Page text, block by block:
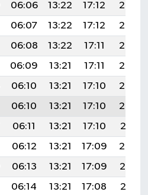
06:06 13:22 17:12
20:27
06:07 13:22 17:12
20:26
06:08 13:22 17:11
20:25
06:09 13:21 17:11
20:24
06:10 13:21 17:10
20:23
06:10 13:21 17:10
20:22
06:11 13:21 17:10
20:21
06:12 13:21 17:09
20:20
06:13 13:21 17:09
20:19
06:14 13:21 17:08
20:17